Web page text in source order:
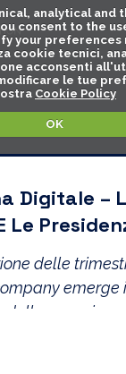
analytical and
consent to the
your preferences
cookie tecnici,
acconsenti
le tue
Cookie Policy
OK
Digitale –
Le
delle
emerge
della maggior
nuove